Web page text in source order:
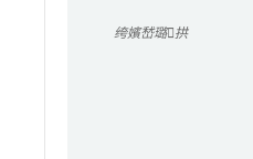
绔嬪嵆璐拱